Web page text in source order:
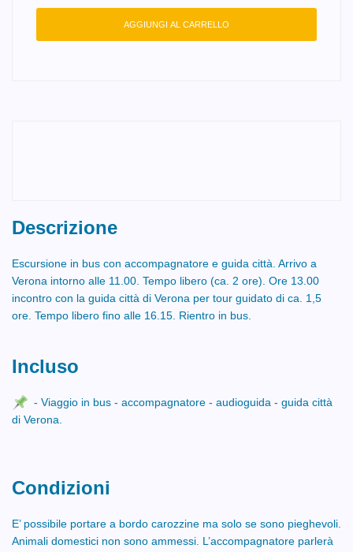
Descrizione
Escursione in bus con accompagnatore e guida città. Arrivo a
Verona intorno alle 11.00. Tempo libero (ca. 2 ore). Ore 13.00
incontro con la guida città di Verona per tour guidato di ca. 1,5
ore. Tempo libero fino alle 16.15. Rientro in bus.
Incluso
- Viaggio in bus - accompagnatore - audioguida - guida città
di Verona.
Condizioni
E’ possibile portare a bordo carozzine ma solo se sono pieghevoli.
Animali domestici non sono ammessi. L’accompagnatore parlerà